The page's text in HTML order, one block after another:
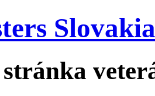
Slovakia